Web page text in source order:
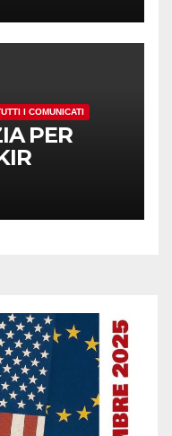
I COMUNICATI
PER